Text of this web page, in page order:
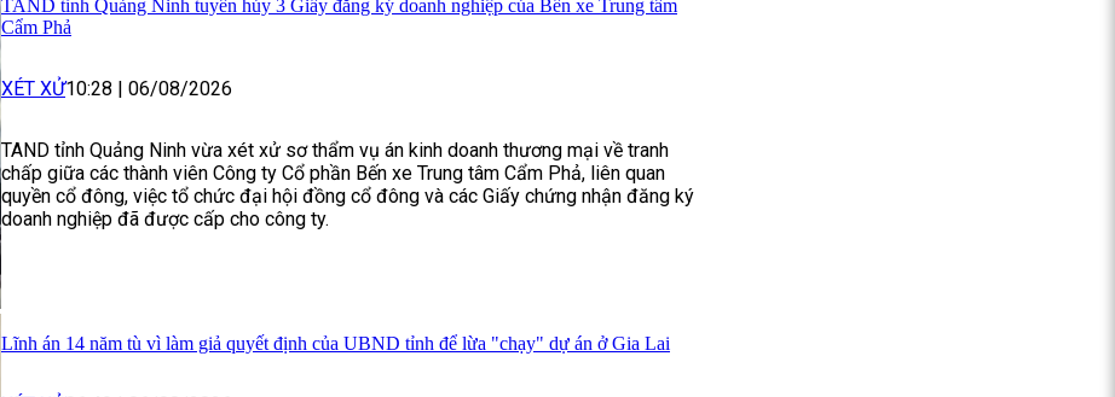
TAND tỉnh Quảng Ninh tuyên hủy 3 Giấy đăng ký doanh nghiệp của Bến xe Trung tâm
Cẩm Phả
XÉT XỬ10:28 | 06/08/2026
TAND tỉnh Quảng Ninh vừa xét xử sơ thẩm vụ án kinh doanh thương mại về tranh
chấp giữa các thành viên Công ty Cổ phần Bến xe Trung tâm Cẩm Phả, liên quan
quyền cổ đông, việc tổ chức đại hội đồng cổ đông và các Giấy chứng nhận đăng ký
doanh nghiệp đã được cấp cho công ty.
Lĩnh án 14 năm tù vì làm giả quyết định của UBND tỉnh để lừa "chạy" dự án ở Gia Lai